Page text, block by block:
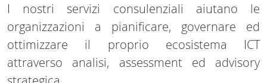
I nostri servizi consulenziali aiutano le
organizzazioni a pianificare, governare ed
ottimizzare il proprio ecosistema ICT
attraverso analisi, assessment ed advisory